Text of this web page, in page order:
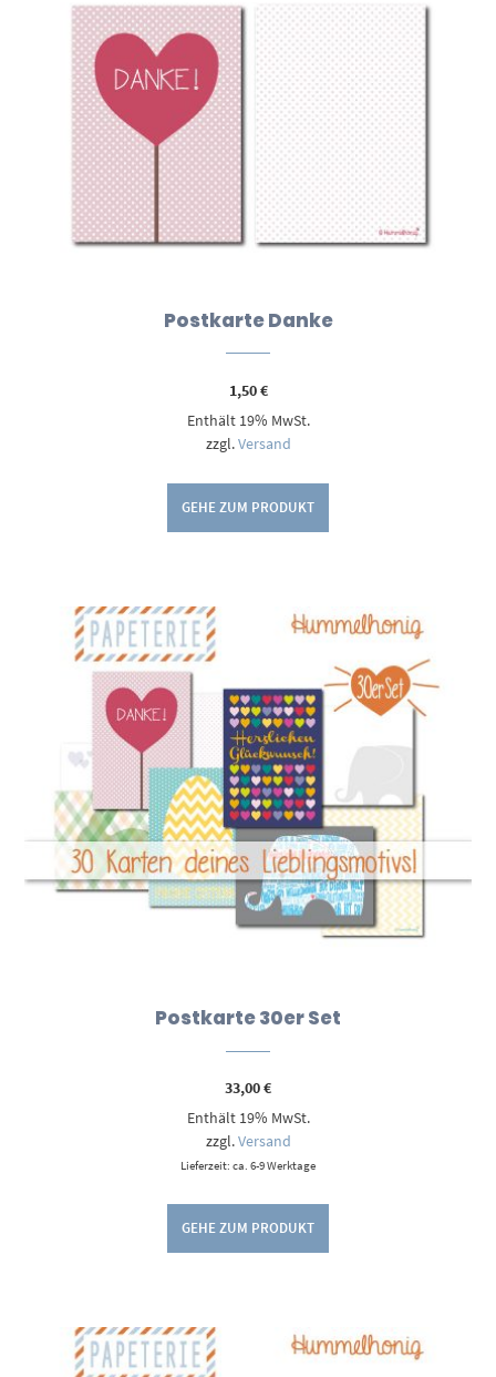
Postkarte Danke
1,50€
Enthält 19% MwSt.
zzgl.Versand
GEHE ZUM PRODUKT
Postkarte 30er Set
33,00€
Enthält 19% MwSt.
zzgl.Versand
Lieferzeit: ca. 6-9 Werktage
GEHE ZUM PRODUKT